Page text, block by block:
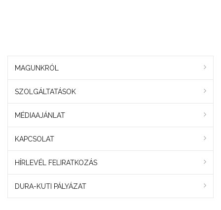
MAGUNKRÓL
SZOLGÁLTATÁSOK
MÉDIAAJÁNLAT
KAPCSOLAT
HÍRLEVÉL FELIRATKOZÁS
DURA-KUTI PÁLYÁZAT